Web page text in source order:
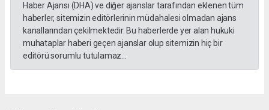
Haber Ajansı (DHA) ve diğer ajanslar tarafından eklenen tüm
haberler, sitemizin editörlerinin müdahalesi olmadan ajans
kanallarından çekilmektedir. Bu haberlerde yer alan hukuki
muhataplar haberi geçen ajanslar olup sitemizin hiç bir
editörü sorumlu tutulamaz...